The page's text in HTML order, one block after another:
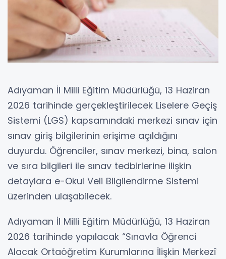
Adıyaman İl Milli Eğitim Müdürlüğü, 13 Haziran
2026 tarihinde gerçekleştirilecek Liselere Geçiş
Sistemi (LGS) kapsamındaki merkezi sınav için
sınav giriş bilgilerinin erişime açıldığını
duyurdu. Öğrenciler, sınav merkezi, bina, salon
ve sıra bilgileri ile sınav tedbirlerine ilişkin
detaylara e-Okul Veli Bilgilendirme Sistemi
üzerinden ulaşabilecek.
Adıyaman İl Milli Eğitim Müdürlüğü, 13 Haziran
2026 tarihinde yapılacak “Sınavla Öğrenci
Alacak Ortaöğretim Kurumlarına İlişkin Merkezî